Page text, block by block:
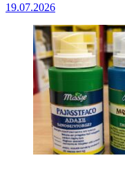
19.07.2026